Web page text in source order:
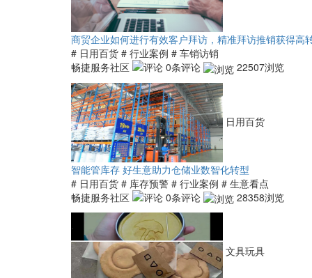
商贸企业如何进行有效客户拜访，精准拜访推销获得高
# 日用百货 # 行业案例 # 车销访销
畅捷服务社区
0条评论 22507浏览
日用百货
智能管库存 好生意助力仓储业数智化转型
# 日用百货 # 库存预警 # 行业案例 # 生意看点
畅捷服务社区
0条评论 28358浏览
文具玩具